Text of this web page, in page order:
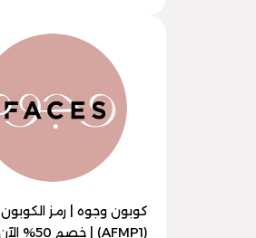
كوبون وجوه | رمز الكوبون
(AFMP1) | خصم 50% الآن